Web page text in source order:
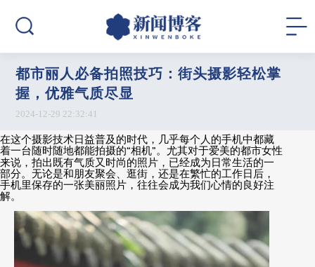
都市丽人必备拍照技巧：街头摄影轻松掌
握，优雅气质尽显
2024-12-29 22:32:41
在这个摄影技术日益普及的时代，几乎每个人的手机中都藏
着一台随时随地都能拍摄的“相机”。尤其对于爱美的都市女性
来说，拍出既有气质又时尚的照片，已经成为日常生活的一
部分。无论是和朋友聚会、逛街，还是在繁忙的工作日后，
手机里保存的一张美丽照片，往往会成为我们心情的良好注
解。